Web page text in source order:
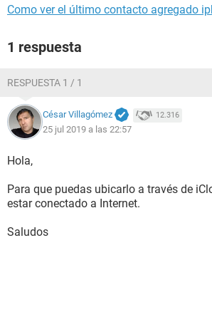
Como ver el último contacto agregado
1 respuesta
RESPUESTA 1 / 1
César Villagómez 12.316
25 jul 2019 a las 22:57
Hola,
Para que puedas ubicarlo a través de
estar conectado a Internet.
Saludos